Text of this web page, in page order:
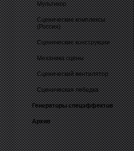
Мультикор
Сценические комплексы
(Россия)
Сценические конструкции
Механика сцены
Сценический вентилятор
Сценическая лебедка
Генераторы спецэффектов
Архив